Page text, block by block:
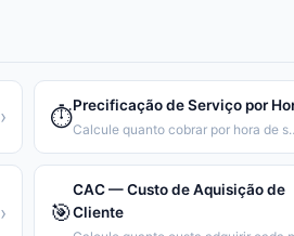
› ⏱️Precificação de Serviço por
Calcule
› 🎯
CAC — Custo de Aquisição de
Cliente